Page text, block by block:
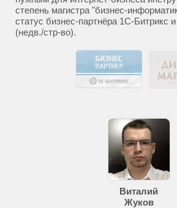
степень магистра "бизнес-
статус бизнес-партнёра 1С-Битрикс
(недв./стр-во).
Виталий
Жуков